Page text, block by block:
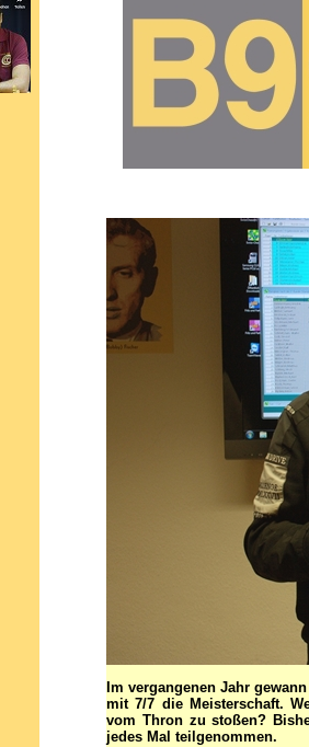
Im vergangenen Jahr
mit 7/7 die Meisterschaft.
vom Thron zu stoßen?
jedes Mal teilgenommen.